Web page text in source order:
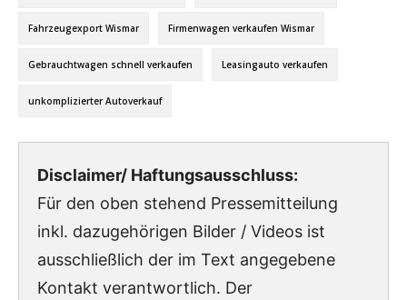
Fahrzeugexport Wismar Firmenwagen verkaufen Wismar
Gebrauchtwagen schnell verkaufen Leasingauto verkaufen
unkomplizierter Autoverkauf
Disclaimer/ Haftungsausschluss:
Für den oben stehend Pressemitteilung
inkl. dazugehörigen Bilder / Videos ist
ausschließlich der im Text angegebene
Kontakt verantwortlich. Der